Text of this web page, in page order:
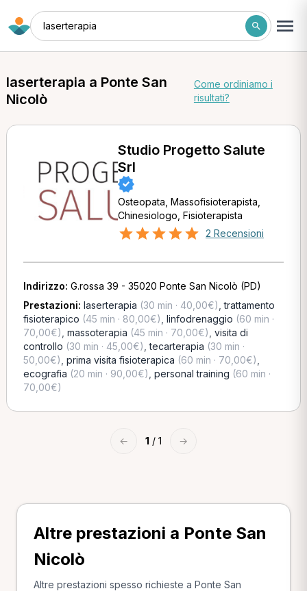
laserterapia
laserterapia a Ponte San
Nicolò
Come ordiniamo i
risultati?
Studio Progetto Salute
Srl
Osteopata, Massofisioterapista,
Chinesiologo, Fisioterapista
2 Recensioni
Indirizzo: G.rossa 39 - 35020 Ponte San Nicolò (PD)
Prestazioni: laserterapia (30 min · 40,00€) ,trattamento
fisioterapico (45 min · 80,00€) linfodrenaggio (60 min ·
70,00€) massoterapia (45 min · 70,00€) visita di
controllo (30 min · 45,00€) ,tecarterapia (30 min ·
50,00€) prima visita fisioterapica (60 min · 70,00€)
ecografia (20 min · 90,00€) personal training (60 min ·
70,00€)
← 1 / 1 →
Altre prestazioni a Ponte San
Nicolò
Altre prestazioni spesso richieste a Ponte San